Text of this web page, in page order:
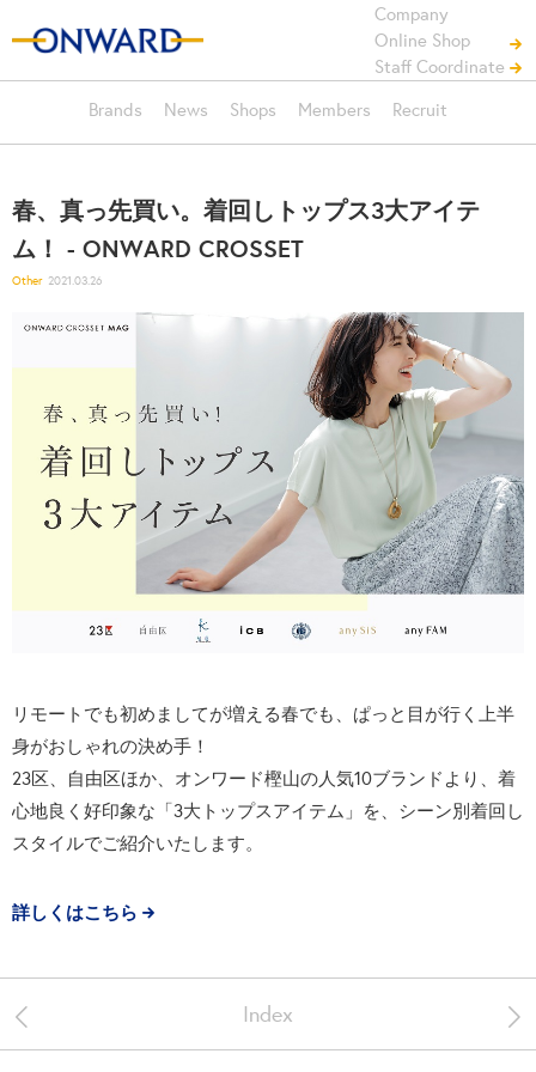
Company
Online Shop
Staff Coordinate
Brands
News Shops Members Recruit
春、真っ先買い。着回しトップス3大アイテ
ム！ - ONWARD CROSSET
Other 2021.03.26
リモートでも初めましてが増える春でも、ぱっと目が行く上半
身がおしゃれの決め手！
23区、自由区ほか、オンワード樫山の人気10ブランドより、着
心地良く好印象な「3大トップスアイテム」を、シーン別着回し
スタイルでご紹介いたします。
詳しくはこちら
< >
Index